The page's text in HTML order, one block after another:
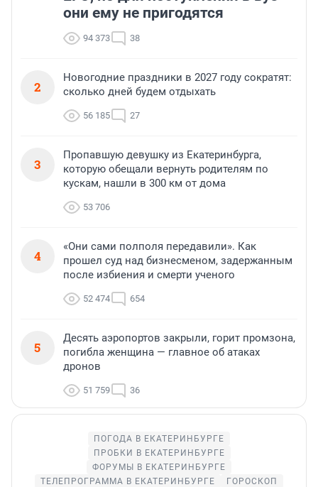
они ему не пригодятся
94 373 38
2
Новогодние праздники в 2027 году сократят:
сколько дней будем отдыхать
56 185 27
3
Пропавшую девушку из Екатеринбурга,
которую обещали вернуть родителям по
кускам, нашли в 300 км от дома
53 706
4
«Они сами полполя передавили». Как
прошел суд над бизнесменом, задержанным
после избиения и смерти ученого
52 474 654
5
Десять аэропортов закрыли, горит промзона,
погибла женщина — главное об атаках
дронов
51 759 36
ПОГОДА В ЕКАТЕРИНБУРГЕ
ПРОБКИ В ЕКАТЕРИНБУРГЕ
ФОРУМЫ В ЕКАТЕРИНБУРГЕ
ТЕЛЕПРОГРАММА В ЕКАТЕРИНБУРГЕ
ГОРОСКОП